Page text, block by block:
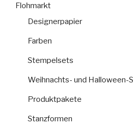
Flohmarkt
Designerpapier
Farben
Stempelsets
Weihnachts- und Halloween-
Produktpakete
Stanzformen